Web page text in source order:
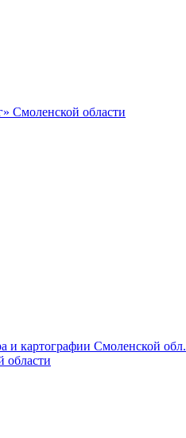
Смоленской области
и картографии Смоленской обл.
области